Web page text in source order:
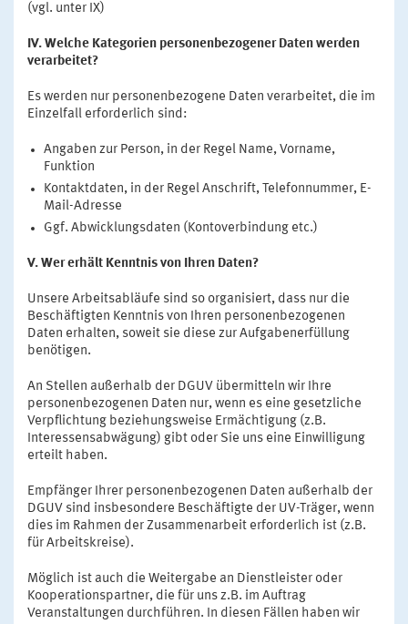
(vgl. unter IX)
IV. Welche Kategorien personenbezogener Daten werden
verarbeitet?
Es werden nur personenbezogene Daten verarbeitet, die im
Einzelfall erforderlich sind:
Angaben zur Person, in der Regel Name, Vorname,
Funktion
Kontaktdaten, in der Regel Anschrift, Telefonnummer, E-
Mail-Adresse
Ggf. Abwicklungsdaten (Kontoverbindung etc.)
V. Wer erhält Kenntnis von Ihren Daten?
Unsere Arbeitsabläufe sind so organisiert, dass nur die
Beschäftigten Kenntnis von Ihren personenbezogenen
Daten erhalten, soweit sie diese zur Aufgabenerfüllung
benötigen.
An Stellen außerhalb der DGUV übermitteln wir Ihre
personenbezogenen Daten nur, wenn es eine gesetzliche
Verpflichtung beziehungsweise Ermächtigung (z.B.
Interessensabwägung) gibt oder Sie uns eine Einwilligung
erteilt haben.
Empfänger Ihrer personenbezogenen Daten außerhalb der
DGUV sind insbesondere Beschäftigte der UV-Träger, wenn
dies im Rahmen der Zusammenarbeit erforderlich ist (z.B.
für Arbeitskreise).
Möglich ist auch die Weitergabe an Dienstleister oder
Kooperationspartner, die für uns z.B. im Auftrag
Veranstaltungen durchführen. In diesen Fällen haben wir